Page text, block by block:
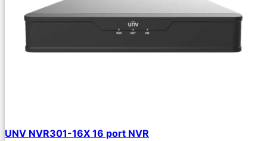
UNV NVR301-16X 16 port NVR